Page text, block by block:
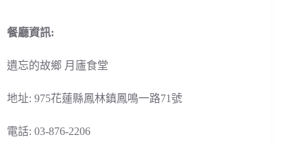
餐廳資訊:
遺忘的故鄉 月廬食堂
地址: 975花蓮縣鳳林鎮鳳鳴一路71號
電話: 03-876-2206